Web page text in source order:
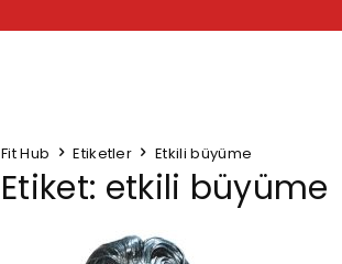
Fit Hub Etiketler Etkili büyüme
Etiket: etkili büyüme